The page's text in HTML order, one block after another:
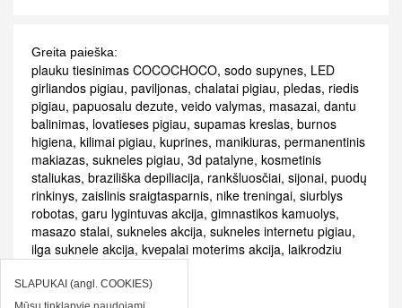
SLAPUKAI (angl. COOKIES)
Greita paieška:
plauku tiesinimas COCOCHOCO, sodo supynes, LED
girliandos pigiau, paviljonas, chalatai pigiau, pledas, riedis
pigiau, papuosalu dezute, veido valymas, masazai, dantu
balinimas, lovatieses pigiau, supamas kreslas, burnos
higiena, kilimai pigiau, kuprines, manikiuras, permanentinis
makiazas, sukneles pigiau, 3d patalyne, kosmetinis
staliukas, braziliška depiliacija, rankšluosčiai, sijonai, puodų
rinkinys, zaislinis sraigtasparnis, nike treningai, siurblys
robotas, garu lygintuvas akcija, gimnastikos kamuolys,
masazo stalai, sukneles akcija, sukneles internetu pigiau,
ilga suknele akcija, kvepalai moterims akcija, laikrodziu